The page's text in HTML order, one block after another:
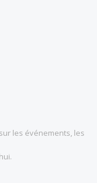
les événements, les